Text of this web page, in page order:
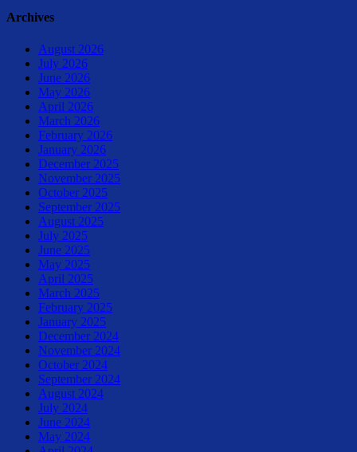
Archives
August 2026
July 2026
June 2026
May 2026
April 2026
March 2026
February 2026
January 2026
December 2025
November 2025
October 2025
September 2025
August 2025
July 2025
June 2025
May 2025
April 2025
March 2025
February 2025
January 2025
December 2024
November 2024
October 2024
September 2024
August 2024
July 2024
June 2024
May 2024